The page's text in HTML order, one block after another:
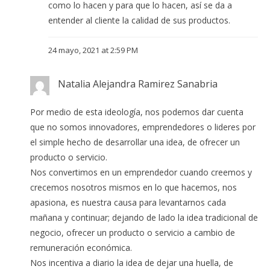
como lo hacen y para que lo hacen, así se da a
entender al cliente la calidad de sus productos.
24 mayo, 2021 at 2:59 PM
Natalia Alejandra Ramirez Sanabria
Por medio de esta ideología, nos podemos dar cuenta
que no somos innovadores, emprendedores o lideres por
el simple hecho de desarrollar una idea, de ofrecer un
producto o servicio.
Nos convertimos en un emprendedor cuando creemos y
crecemos nosotros mismos en lo que hacemos, nos
apasiona, es nuestra causa para levantarnos cada
mañana y continuar; dejando de lado la idea tradicional de
negocio, ofrecer un producto o servicio a cambio de
remuneración económica.
Nos incentiva a diario la idea de dejar una huella, de